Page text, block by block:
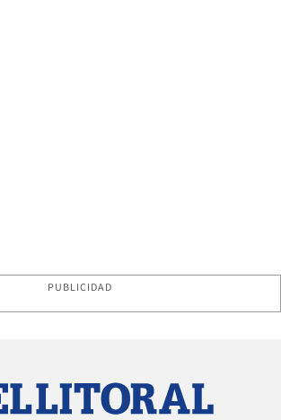
PUBLICIDAD